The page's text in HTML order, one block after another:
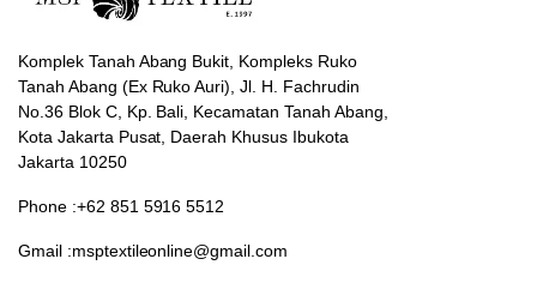
Komplek Tanah Abang Bukit, Kompleks Ruko
Tanah Abang (Ex Ruko Auri), Jl. H. Fachrudin
No.36 Blok C, Kp. Bali, Kecamatan Tanah Abang,
Kota Jakarta Pusat, Daerah Khusus Ibukota
Jakarta 10250
Phone :+62 851 5916 5512
Gmail :msptextileonline@gmail.com